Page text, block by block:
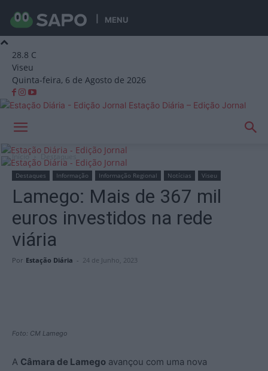
MENU
28.8 C
Viseu
Quinta-feira, 6 de Agosto de 2026
Estação Diária – Edição Jornal
Início Destaques
Destaques Informação Informação Regional Notícias Viseu
Lamego: Mais de 367 mil
euros investidos na rede
viária
Por Estação Diária - 24 de Junho, 2023
Foto: CM Lamego
A Câmara de Lamego avançou com uma nova